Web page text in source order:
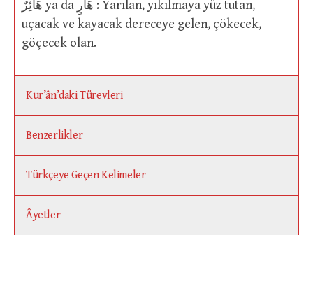
هَائِرٌ ya da هَارٍ : Yarılan, yıkılmaya yüz tutan,
uçacak ve kayacak dereceye gelen, çökecek,
göçecek olan.
Kur’ân’daki Türevleri
Benzerlikler
Türkçeye Geçen Kelimeler
Âyetler